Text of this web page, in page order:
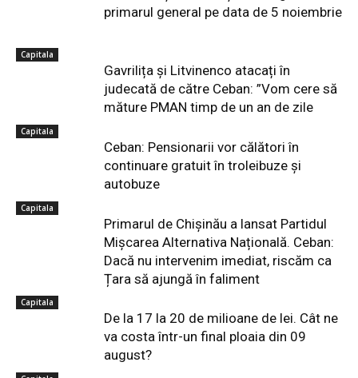
primarul general pe data de 5 noiembrie
Capitala
Gavrilița și Litvinenco atacați în
judecată de către Ceban: ”Vom cere să
măture PMAN timp de un an de zile
Capitala
Ceban: Pensionarii vor călători în
continuare gratuit în troleibuze și
autobuze
Capitala
Primarul de Chișinău a lansat Partidul
Mișcarea Alternativa Națională. Ceban:
Dacă nu intervenim imediat, riscăm ca
Țara să ajungă în faliment
Capitala
De la 17 la 20 de milioane de lei. Cât ne
va costa într-un final ploaia din 09
august?